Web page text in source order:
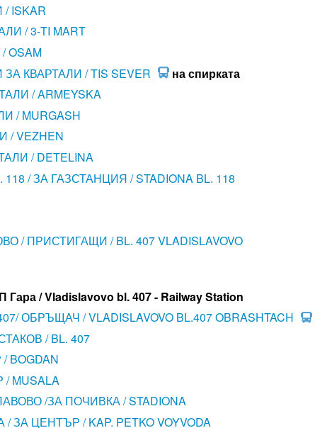
ISKAR
/ 3-TI MART
OSAM
КВАРТАЛИ / TIS SEVER
на спирката
/ ARMEYSKA
/ MURGASH
/ VEZHEN
/ DETELINA
/ ЗА ГАЗСТАНЦИЯ / STADIONA BL. 118
/ ПРИСТИГАЩИ / BL. 407 VLADISLAVOVO
Гара / Vladislavovo bl. 407 - Railway Station
ОБРЪЩАЧ / VLADISLAVOVO BL.407 OBRASHTACH
/ BL. 407
MUSALA
/ЗА ПОЧИВКА / STADIONA
ЦЕНТЪР / KAP. PETKO VOYVODA